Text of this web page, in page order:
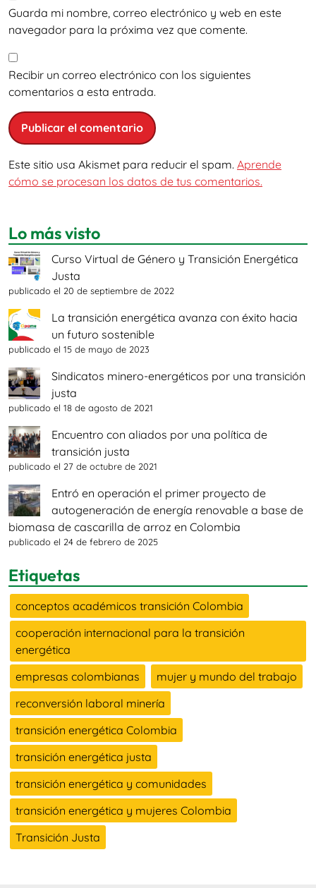
Guarda mi nombre, correo electrónico y web en este
navegador para la próxima vez que comente.
Recibir un correo electrónico con los siguientes
comentarios a esta entrada.
Este sitio usa Akismet para reducir el spam. Aprende
cómo se procesan los datos de tus comentarios.
Lo más visto
Curso Virtual de Género y Transición Energética
Justa
publicado el 20 de septiembre de 2022
La transición energética avanza con éxito hacia
un futuro sostenible
publicado el 15 de mayo de 2023
Sindicatos minero-energéticos por una transición
justa
publicado el 18 de agosto de 2021
Encuentro con aliados por una política de
transición justa
publicado el 27 de octubre de 2021
Entró en operación el primer proyecto de
autogeneración de energía renovable a base de
biomasa de cascarilla de arroz en Colombia
publicado el 24 de febrero de 2025
Etiquetas
conceptos académicos transición Colombia
cooperación internacional para la transición
energética
empresas colombianas
mujer y mundo del trabajo
reconversión laboral minería
transición energética Colombia
transición energética justa
transición energética y comunidades
transición energética y mujeres Colombia
Transición Justa